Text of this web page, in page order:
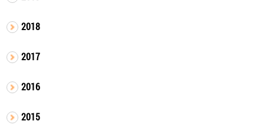
2018
2017
2016
2015